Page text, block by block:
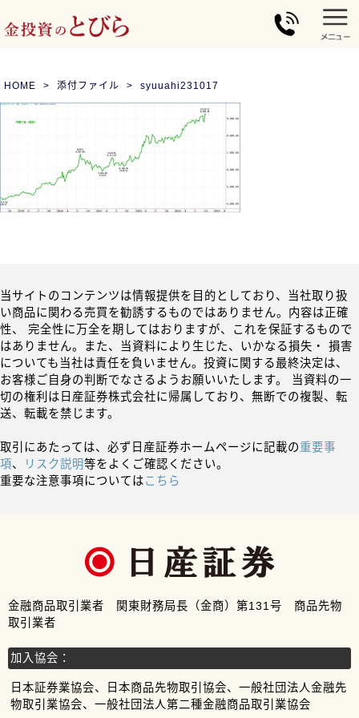
HOME 添付ファイル syuuahi231017
当サイトのコンテンツは情報提供を目的としており、当社取り扱
い商品に関わる売買を勧誘するものではありません。内容は正確
性、 完全性に万全を期してはおりますが、これを保証するもので
はありません。また、当資料により生じた、いかなる損失・ 損害
についても当社は責任を負いません。投資に関する最終決定は、
お客様ご自身の判断でなさるようお願いいたします。 当資料の一
切の権利は日産証券株式会社に帰属しており、無断での複製、転
送、転載を禁じます。
取引にあたっては、必ず日産証券ホームページに記載の重要事
項、 リスク説明等をよくご確認ください。
重要な注意事項についてはこちら
金融商品取引業者 関東財務局長（金商）第131号 商品先物
取引業者
加入協会：
日本証券業協会、日本商品先物取引協会、一般社団法人金融先
物取引業協会、一般社団法人第二種金融商品取引業協会